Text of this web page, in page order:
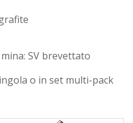
SV brevettato
o in set multi-pack